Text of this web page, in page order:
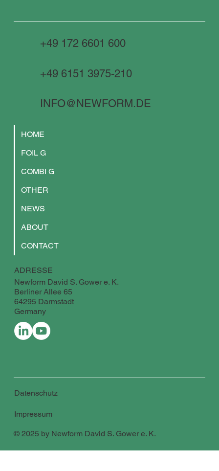
HOME
FOIL G
COMBI G
OTHER
NEWS
ABOUT
CONTACT
ADRESSE
Newform David S. Gower e. K.
Berliner Allee 65
64295 Darmstadt
Germany
+49 172 6601 600
+49 6151 3975-210
INFO@NEWFORM.DE
Datenschutz
Impressum
© 2025 by Newform David S. Gower e. K.